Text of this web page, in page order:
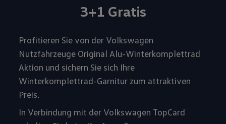
3+1 Gratis
Profitieren Sie von der Volkswagen
Nutzfahrzeuge Original Alu-Winterkomplettrad
Aktion und sichern Sie sich Ihre
Winterkomplettrad-Garnitur zum attraktiven
Preis.
In Verbindung mit der Volkswagen TopCard